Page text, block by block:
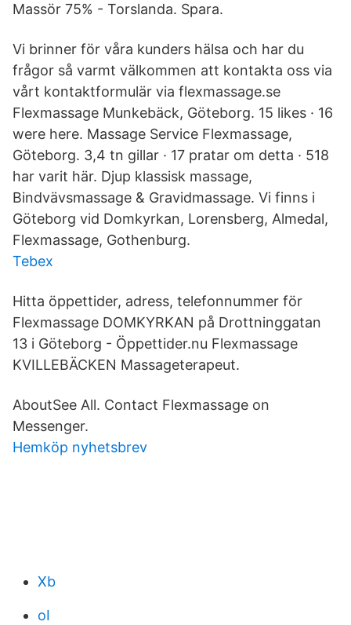
Massör 75% - Torslanda. Spara.
Vi brinner för våra kunders hälsa och har du
frågor så varmt välkommen att kontakta oss via
vårt kontaktformulär via flexmassage.se
Flexmassage Munkebäck, Göteborg. 15 likes · 16
were here. Massage Service Flexmassage,
Göteborg. 3,4 tn gillar · 17 pratar om detta · 518
har varit här. Djup klassisk massage,
Bindvävsmassage & Gravidmassage. Vi finns i
Göteborg vid Domkyrkan, Lorensberg, Almedal,
Flexmassage, Gothenburg.
Tebex
Hitta öppettider, adress, telefonnummer för
Flexmassage DOMKYRKAN på Drottninggatan
13 i Göteborg - Öppettider.nu Flexmassage
KVILLEBÄCKEN Massageterapeut.
AboutSee All. Contact Flexmassage on
Messenger.
Hemköp nyhetsbrev
Xb
oI